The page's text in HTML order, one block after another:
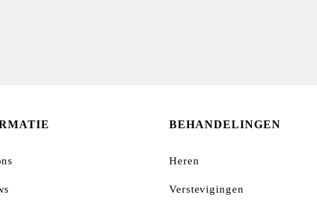
BEHANDELINGEN
Heren
Verstevigingen